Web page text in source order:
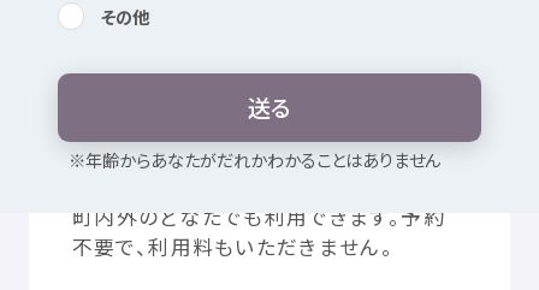
内検索
お気に入り
その他
送る
※年齢からあなたがだれかわかることはありません
鮎喰川コモン
どんなところ？
町内外のどなたでも利用できます。 予約
不要で、利用料もいただきません。